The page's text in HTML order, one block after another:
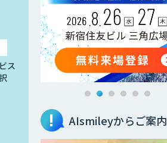
ス
AIsmileyからご案内